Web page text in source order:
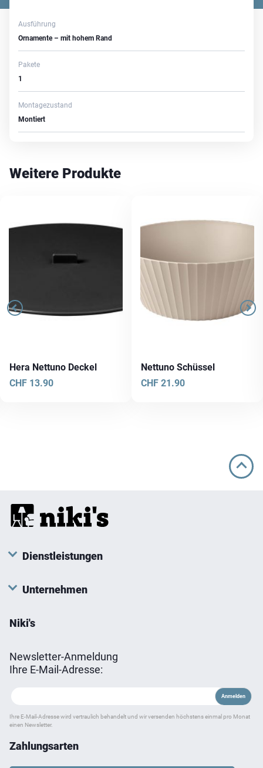
Ausführung
Ornamente – mit hohem Rand
Pakete
1
Montagezustand
Montiert
Weitere Produkte
Hera Nettuno Deckel
CHF 13.90
Nettuno Schüssel
CHF 21.90
Dienstleistungen
Unternehmen
Niki's
Newsletter-Anmeldung
Ihre E-Mail-Adresse:
Ihre E-Mail-Adresse wird vertraulich behandelt und wir versenden höchstens einmal pro Monat
einen Newsletter.
Zahlungsarten